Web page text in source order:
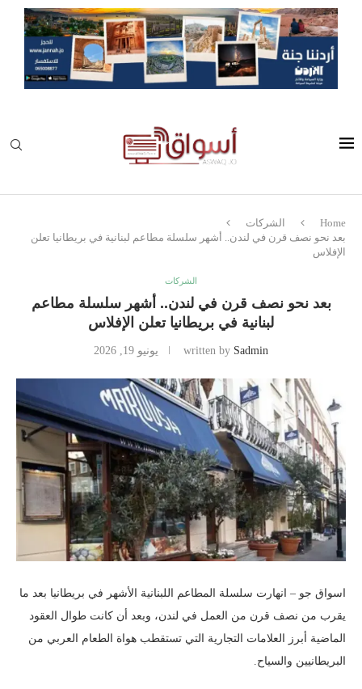
Home
الشركات
بعد نحو نصف قرن في لندن.. أشهر سلسلة مطاعم لبنانية في بريطانيا تعلن
الإفلاس
الشركات
بعد نحو نصف قرن في لندن.. أشهر سلسلة مطاعم
لبنانية في بريطانيا تعلن الإفلاس
written by Sadmin يونيو 19, 2026
اسواق جو – انهارت سلسلة المطاعم اللبنانية الأشهر في بريطانيا بعد ما
يقرب من نصف قرن من العمل في لندن، وبعد أن كانت طوال العقود
الماضية أبرز العلامات التجارية التي تستقطب هواة الطعام العربي من
البريطانيين والسياح.